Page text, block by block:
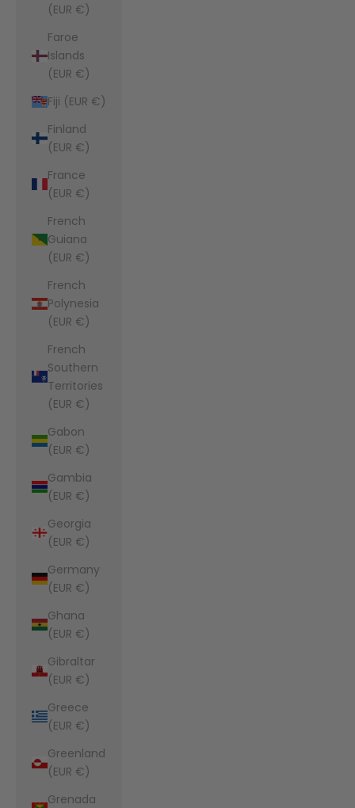
(EUR €)
Faroe
Islands
(EUR €)
Fiji (EUR €)
Finland
(EUR €)
France
(EUR €)
French
Guiana
(EUR €)
French
Polynesia
(EUR €)
French
Southern
Territories
(EUR €)
Gabon
(EUR €)
Gambia
(EUR €)
Georgia
(EUR €)
Germany
(EUR €)
Ghana
(EUR €)
Gibraltar
(EUR €)
Greece
(EUR €)
Greenland
(EUR €)
Grenada